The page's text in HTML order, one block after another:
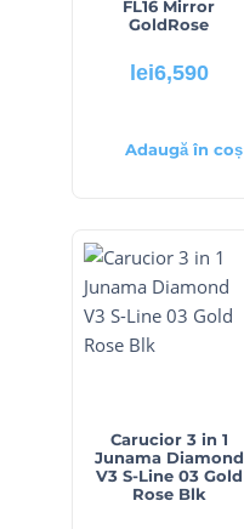
FL16 Mirror
GoldRose
lei6,590
Adaugă în coș
Carucior 3 in 1
Junama Diamond
V3 S-Line 03 Gold
Rose Blk